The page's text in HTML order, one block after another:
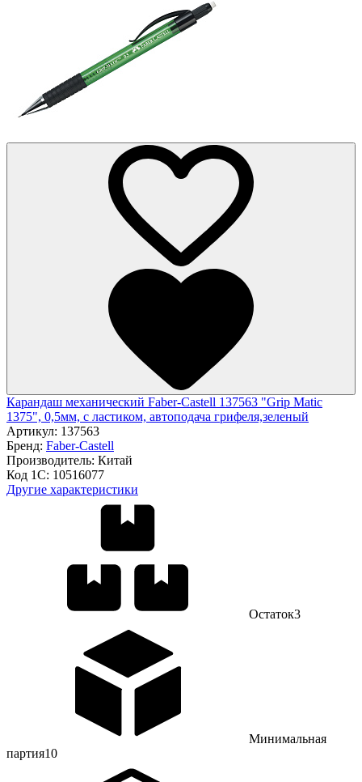
Карандаш механический Faber-Castell 137563 "Grip Matic
1375", 0,5мм, с ластиком, автоподача грифеля,зеленый
Артикул: 137563
Бренд: Faber-Castell
Производитель: Китай
Код 1С: 10516077
Другие характеристики
Остаток3
Минимальная
партия10